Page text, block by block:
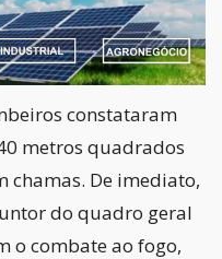
constataram
metros quadrados
chamas. De imediato,
do quadro geral
o combate ao fogo,